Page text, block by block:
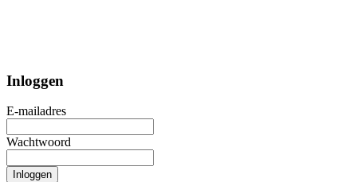
Inloggen
E-mailadres
Wachtwoord
Inloggen